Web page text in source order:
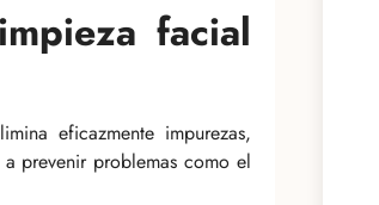
facial
eficazmente impurezas,
prevenir problemas como el